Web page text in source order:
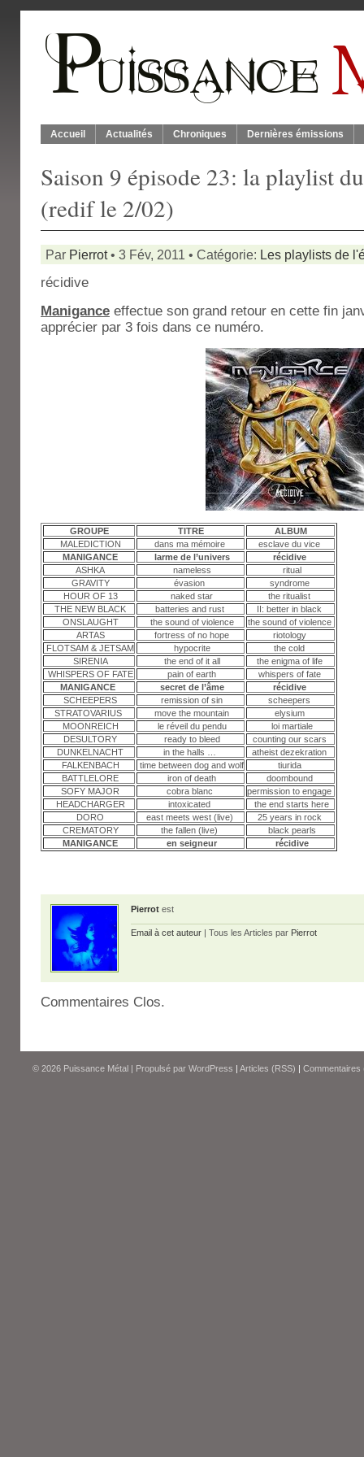
Accueil Actualités Chroniques Dernières émissions
Saison 9 épisode 23: la playlist
(redif le 2/02)
Par Pierrot• 3 Fév, 2011 • Catégorie: Les playlists de
récidive
Manigance effectue son grand retour en cette fin
apprécier par 3 fois dans ce numéro.
GROUPE TITRE
ALBUM
MALEDICTION
dans ma mémoire
esclave du vice
MANIGANCE
larme de l’univers
récidive
ASHKA
nameless
ritual
GRAVITY
évasion
syndrome
HOUR OF 13
naked star
the ritualist
THE NEW BLACK
batteries and rust
II: better in black
ONSLAUGHT
the sound of violence
the sound of violence
ARTAS
fortress of no hope
riotology
FLOTSAM & JETSAM
hypocrite
the cold
SIRENIA
the end of it all
the enigma of life
WHISPERS OF FATE
pain of earth
whispers of fate
MANIGANCE
secret de l’âme
récidive
SCHEEPERS
remission of sin
scheepers
STRATOVARIUS
move the mountain
elysium
MOONREICH
le réveil du pendu
loi martiale
DESULTORY
ready to bleed
counting our scars
DUNKELNACHT
in the halls …
atheist dezekration
FALKENBACH
time between dog and wolf
tiurida
BATTLELORE
iron of death
doombound
SOFY MAJOR
cobra blanc
permission to engage
HEADCHARGER
intoxicated
the end starts here
DORO
east meets west (live)
25 years in rock
CREMATORY
the fallen (live)
black pearls
MANIGANCE
en seigneur récidive
Pierrot est
Email à cet auteur | Tous les Articles par Pierrot
Commentaires Clos.
© 2026 Puissance Métal | Propulsé par WordPress | Articles (RSS) | Commentaires